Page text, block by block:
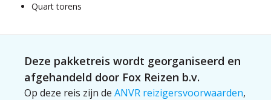
Quart torens
Deze pakketreis wordt georganiseerd en
afgehandeld door Fox Reizen b.v.
Op deze reis zijn de ANVR reizigersvoorwaarden,